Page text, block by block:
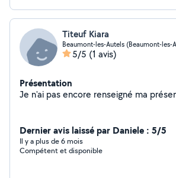
Titeuf Kiara
Beaumont-les-Autels (Beaumont-les-
5/5 (1 avis)
Présentation
Je n'ai pas encore
Dernier avis laissé par Daniele : 5/5
Il y a plus de 6 mois
Compétent et disponible